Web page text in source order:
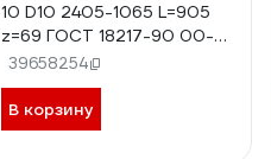
10 D10 2405-1065 L=905
z=69 ГОСТ 18217-90 00-
00054574
39658254
В корзину